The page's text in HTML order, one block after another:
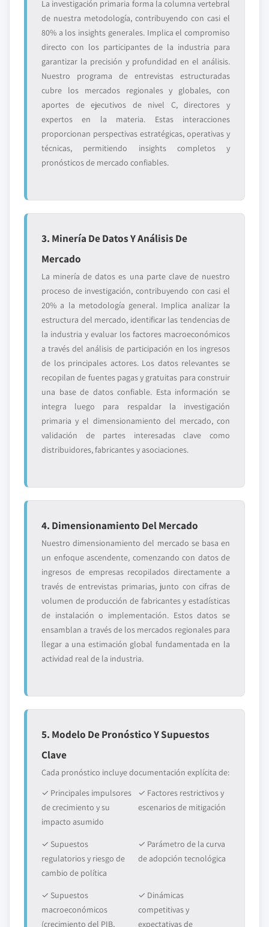
La investigación primaria forma la columna vertebral
de nuestra metodología, contribuyendo con casi el
80% a los insights generales. Implica el compromiso
directo con los participantes de la industria para
garantizar la precisión y profundidad en el análisis.
Nuestro programa de entrevistas estructuradas
cubre los mercados regionales y globales, con
aportes de ejecutivos de nivel C, directores y
expertos en la materia. Estas interacciones
proporcionan perspectivas estratégicas, operativas y
técnicas, permitiendo insights completos y
pronósticos de mercado confiables.
3. Minería De Datos Y Análisis De
Mercado
La minería de datos es una parte clave de nuestro
proceso de investigación, contribuyendo con casi el
20% a la metodología general. Implica analizar la
estructura del mercado, identificar las tendencias de
la industria y evaluar los factores macroeconómicos
a través del análisis de participación en los ingresos
de los principales actores. Los datos relevantes se
recopilan de fuentes pagas y gratuitas para construir
una base de datos confiable. Esta información se
integra luego para respaldar la investigación
primaria y el dimensionamiento del mercado, con
validación de partes interesadas clave como
distribuidores, fabricantes y asociaciones.
4. Dimensionamiento Del Mercado
Nuestro dimensionamiento del mercado se basa en
un enfoque ascendente, comenzando con datos de
ingresos de empresas recopilados directamente a
través de entrevistas primarias, junto con cifras de
volumen de producción de fabricantes y estadísticas
de instalación o implementación. Estos datos se
ensamblan a través de los mercados regionales para
llegar a una estimación global fundamentada en la
actividad real de la industria.
5. Modelo De Pronóstico Y Supuestos
Clave
Cada pronóstico incluye documentación explícita de:
✓ Principales impulsores
de crecimiento y su
impacto asumido
✓ Factores restrictivos y
escenarios de mitigación
✓ Supuestos
regulatorios y riesgo de
cambio de política
✓ Parámetro de la curva
de adopción tecnológica
✓ Supuestos
macroeconómicos
(crecimiento del PIB,
✓ Dinámicas
competitivas y
expectativas de